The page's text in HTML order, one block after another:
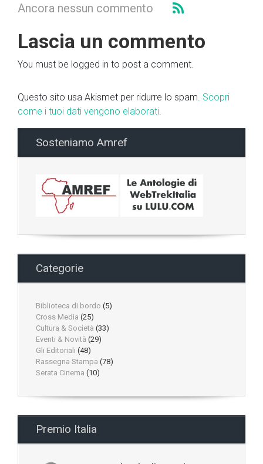
Ancora nessun commento
Lascia un commento
You must be logged in to post a comment.
Questo sito usa Akismet per ridurre lo spam. Scopri
come i tuoi dati vengono elaborati.
Sosteniamo Amref
Categorie
Biblioteca di bordo (5)
Cross Media (25)
Cultura & Società (33)
Eventi & Novità (29)
Gli Editoriali (48)
Rassegna Stampa (78)
Serata Cinema (10)
Premio Italia